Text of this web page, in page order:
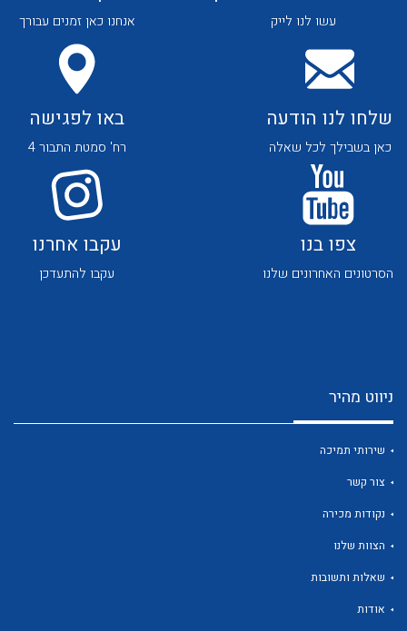
לכל מוצרי היצרן לכל מוצרי היצרן
לכל מוצרי היצרן
עשו לנו לייק אנחנו כאן זמנים עבורך
שלחו לנו הודעה
כאן בשבילך לכל שאלה
באו לפגישה
רח' סמטת התבור 4
צפו בנו
הסרטונים האחרונים שלנו
עקבו אחרנו
עקבו להתעדכן
ניווט מהיר
שירותי תמיכה
צור קשר
נקודות מכירה
הצוות שלנו
שאלות ותשובות
אודות